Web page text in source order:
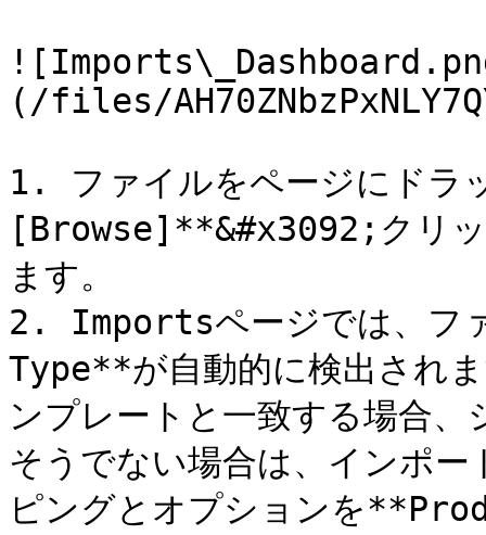
(/files/
1. ファイルをページにド
[Browse]**&#x3092;クリッ
ます。
2. Importsページでは、フ
Type**が自動的に検出され
ンプレートと一致する場合
そうでない場合は、インポ
ピングとオプションを